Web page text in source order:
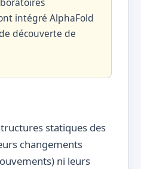
intégré AlphaFold
découverte de
statiques des
changements
ni leurs